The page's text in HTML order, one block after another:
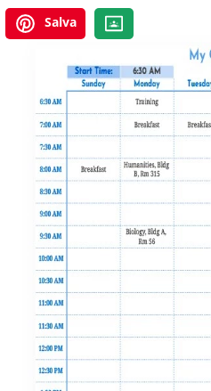
Salva